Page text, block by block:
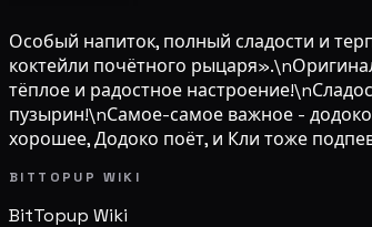
Особый напиток, полный сладости и
коктейли почётного
тёплое и радостное
пузырин!\nСамое-самое важное -
хорошее, Додоко поёт, и Кли тоже
BITTOPUP WIKI
BitTopup Wiki